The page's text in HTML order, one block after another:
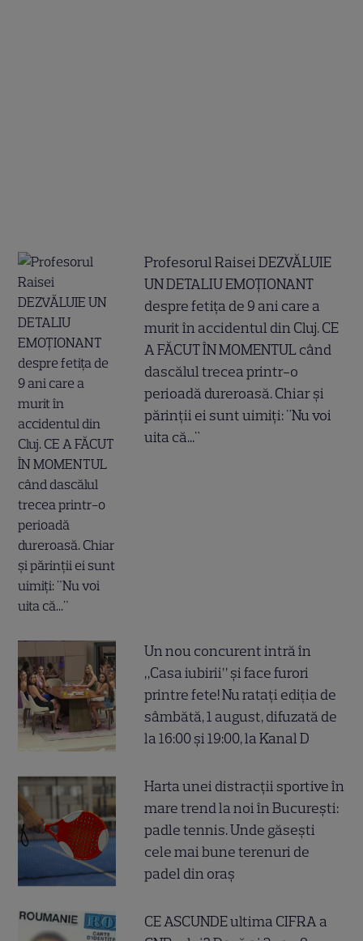
Profesorul Raisei DEZVĂLUIE
UN DETALIU EMOȚIONANT
despre fetița de 9 ani care a
murit în accidentul din Cluj. CE
A FĂCUT ÎN MOMENTUL când
dascălul trecea printr-o
perioadă dureroasă. Chiar și
părinții ei sunt uimiți: "Nu voi
uita că..."
Un nou concurent intră în
„Casa iubirii” și face furori
printre fete! Nu ratați ediția de
sâmbătă, 1 august, difuzată de
la 16:00 și 19:00, la Kanal D
Harta unei distracții sportive în
mare trend la noi în București:
padle tennis. Unde găsești
cele mai bune terenuri de
padel din oraș
CE ASCUNDE ultima CIFRA a